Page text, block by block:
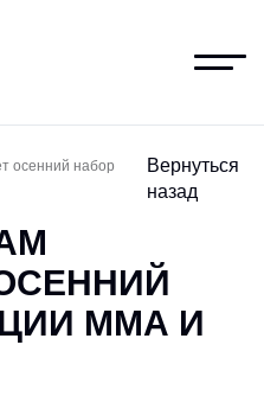
осенний набор
Вернуться
назад
ММА И